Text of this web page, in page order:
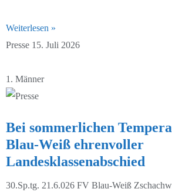
G-Junioren 24/25
E4-Junioren 25/26
F2-Junioren 25/26
G-Junioren 25/26
Weiterlesen »
Presse 15. Juli 2026
1. Männer
Bei sommerlichen
Blau-Weiß ehrenvoller
Landesklassenabschied
30.Sp.tg. 21.6.026 FV Blau-Weiß